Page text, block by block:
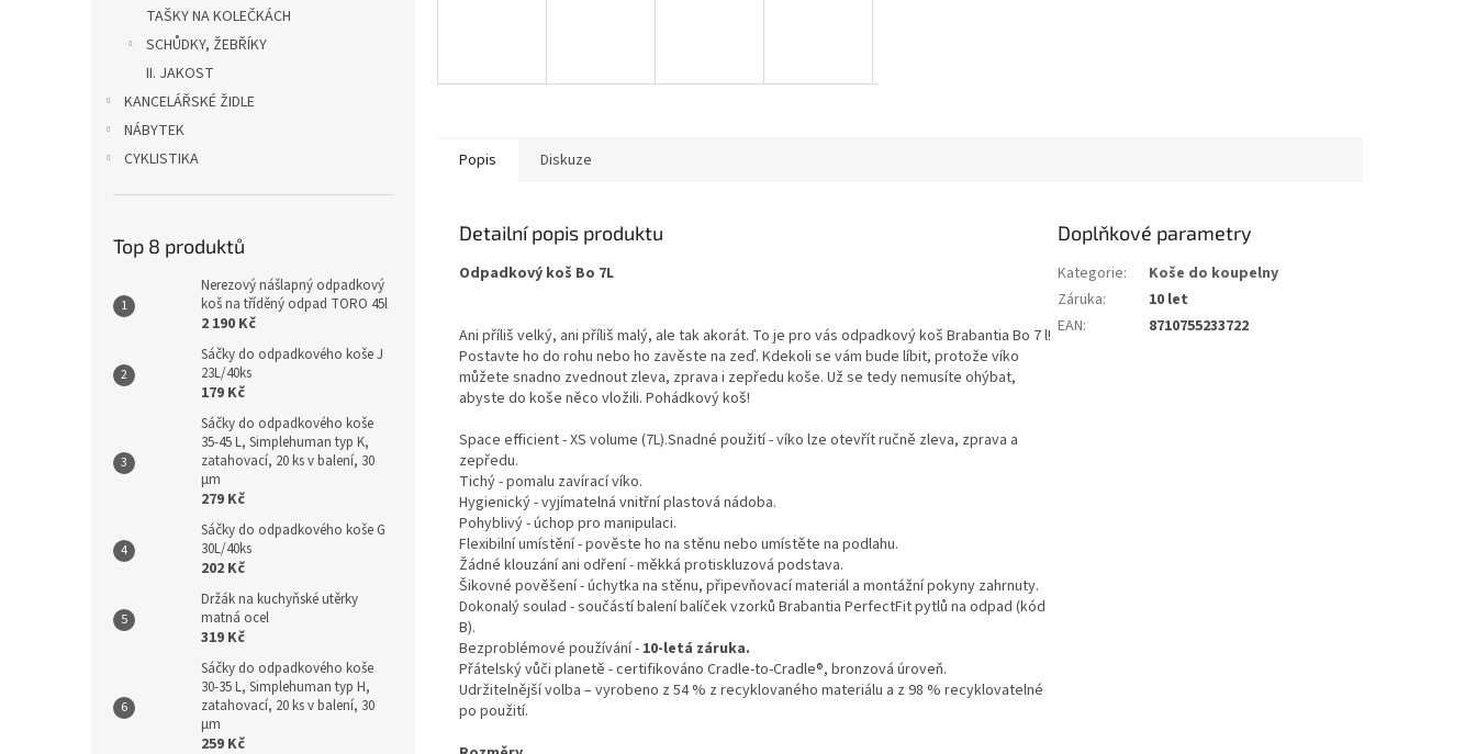
TAŠKY NA KOLEČKÁCH
SCHŮDKY, ŽEBŘÍKY
II. JAKOST
KANCELÁŘSKÉ ŽIDLE
NÁBYTEK
CYKLISTIKA
Top 8 produktů
Nerezový nášlapný odpadkový
koš na tříděný odpad TORO 45l
2 190 Kč
Sáčky do odpadkového koše J
23L/40ks
179 Kč
Sáčky do odpadkového koše
35-45 L, Simplehuman typ K,
zatahovací, 20 ks v balení, 30
µm
279 Kč
Sáčky do odpadkového koše G
30L/40ks
202 Kč
Držák na kuchyňské utěrky
matná ocel
319 Kč
Sáčky do odpadkového koše
30-35 L, Simplehuman typ H,
zatahovací, 20 ks v balení, 30
µm
259 Kč
R
Popis Diskuze
Detailní popis produktu
Odpadkový koš Bo 7L
Ani příliš velký, ani příliš malý, ale tak akorát. To je pro vás odpadkový koš Brabantia Bo 7 l!
Postavte ho do rohu nebo ho zavěste na zeď. Kdekoli se vám bude líbit, protože víko
můžete snadno zvednout zleva, zprava i zepředu koše. Už se tedy nemusíte ohýbat,
abyste do koše něco vložili. Pohádkový koš!
Space efficient - XS volume (7L).Snadné použití - víko lze otevřít ručně zleva, zprava a
zepředu.
Tichý - pomalu zavírací víko.
Hygienický - vyjímatelná vnitřní plastová nádoba.
Pohyblivý - úchop pro manipulaci.
Flexibilní umístění - pověste ho na stěnu nebo umístěte na podlahu.
Žádné klouzání ani odření - měkká protiskluzová podstava.
Šikovné pověšení - úchytka na stěnu, připevňovací materiál a montážní pokyny zahrnuty.
Dokonalý soulad - součástí balení balíček vzorků Brabantia PerfectFit pytlů na odpad (kód
B).
Bezproblémové používání - 10-letá záruka.
Přátelský vůči planetě - certifikováno Cradle-to-Cradle®, bronzová úroveň.
Udržitelnější volba – vyrobeno z 54 % z recyklovaného materiálu a z 98 % recyklovatelné
po použití.
Doplňkové parametry
Kategorie:
Koše do koupelny
Záruka:
10 let
EAN: 8710755233722